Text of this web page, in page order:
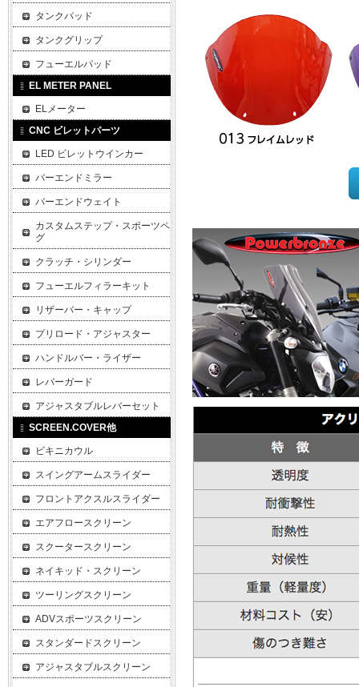
タンクパッド
タンクグリップ
フューエルパッド
EL METER PANEL
ELメーター
CNC ビレットパーツ
LED ビレットウインカー
バーエンドミラー
バーエンドウェイト
カスタムステップ・スポーツペ
グ
クラッチ・シリンダー
フューエルフィラーキット
リザーバー・キャップ
プリロード・アジャスター
ハンドルバー・ライザー
レバーガード
アジャスタブルレバーセット
SCREEN.COVER他
ビキニカウル
スイングアームスライダー
フロントアクスルスライダー
エアフロースクリーン
スクータースクリーン
ネイキッド・スクリーン
ツーリングスクリーン
ADVスポーツスクリーン
スタンダードスクリーン
アジャスタブルスクリーン